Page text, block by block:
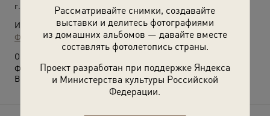
Рассматривайте снимки, создавайте
выставки и делитесь фотографиями
из домашних альбомов — давайте вместе
составлять фотолетопись страны.
Проект разработан при поддержке Яндекса
и Министерства культуры Российской
Федерации.
г. Ленинград
Источники:
Фотографии пользователей russiainphoto.ru
О фотографии:
Фотография из архива Владислава Константиновича Лукина.
Выставка«Домой, родным…»с этой фотографией.